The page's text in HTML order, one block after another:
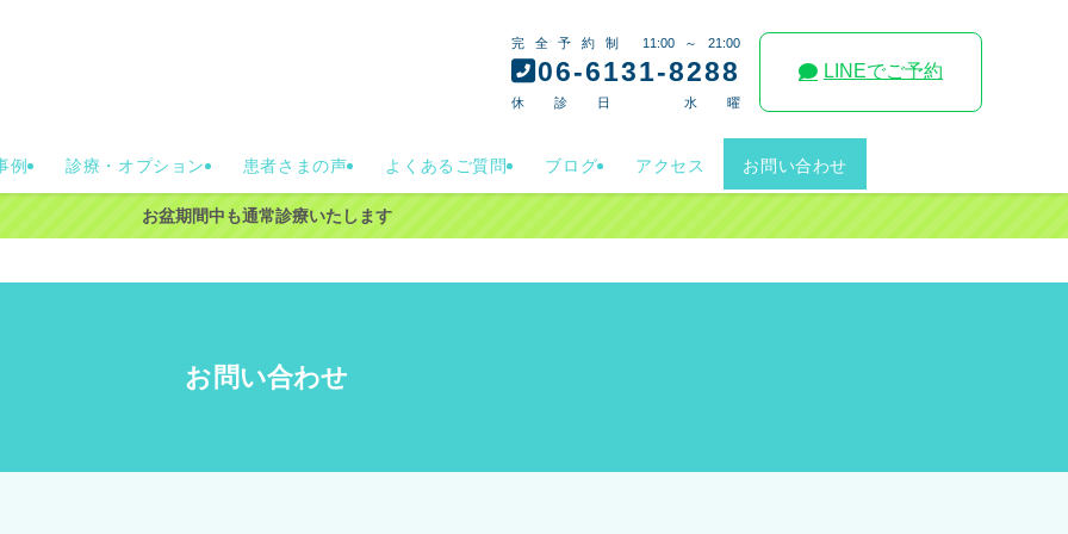
完全予約制 11:00～21:00
06-6131-8288
休診日 水曜
LINEでご予約
例 診療・オプション 患者さまの声 よくあるご質問 ブログ アクセス お問い合わせ
お盆期間中も通常診療いたします
お問い合わせ